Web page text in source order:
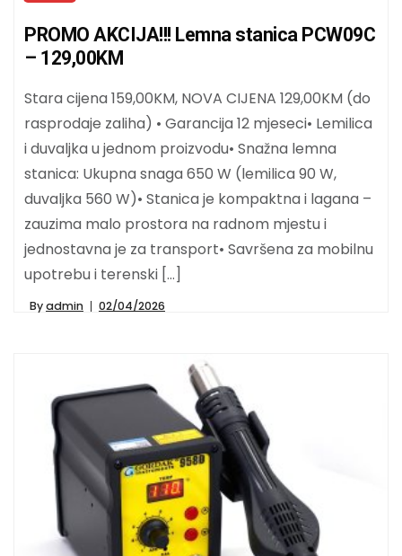
PROMO AKCIJA!!! Lemna stanica PCW09C
– 129,00KM
Stara cijena 159,00KM, NOVA CIJENA 129,00KM (do
rasprodaje zaliha) • Garancija 12 mjeseci• Lemilica
i duvaljka u jednom proizvodu• Snažna lemna
stanica: Ukupna snaga 650 W (lemilica 90 W,
duvaljka 560 W)• Stanica je kompaktna i lagana –
zauzima malo prostora na radnom mjestu i
jednostavna je za transport• Savršena za mobilnu
upotrebu i terenski […]
Byadmin 02/04/2026